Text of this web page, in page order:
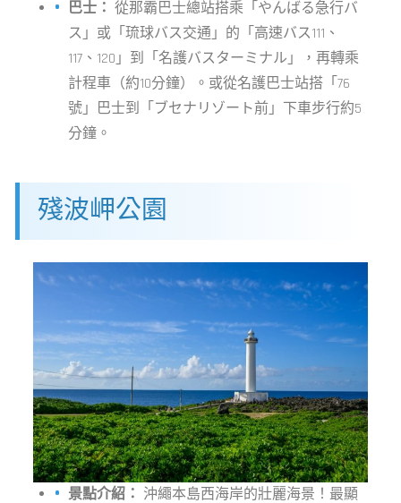
巴士： 從那霸巴士總站搭乘「やんばる急行バ
ス」或「琉球バス交通」的「高速バス111、
117、120」到「名護バスターミナル」，再轉乘
計程車（約10分鐘）。或從名護巴士站搭「76
號」巴士到「ブセナリゾート前」下車步行約5
分鐘。
殘波岬公園
景點介紹： 沖繩本島西海岸的壯麗海景！最顯